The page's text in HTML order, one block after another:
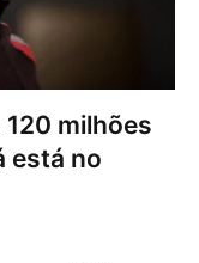
milhões
está no